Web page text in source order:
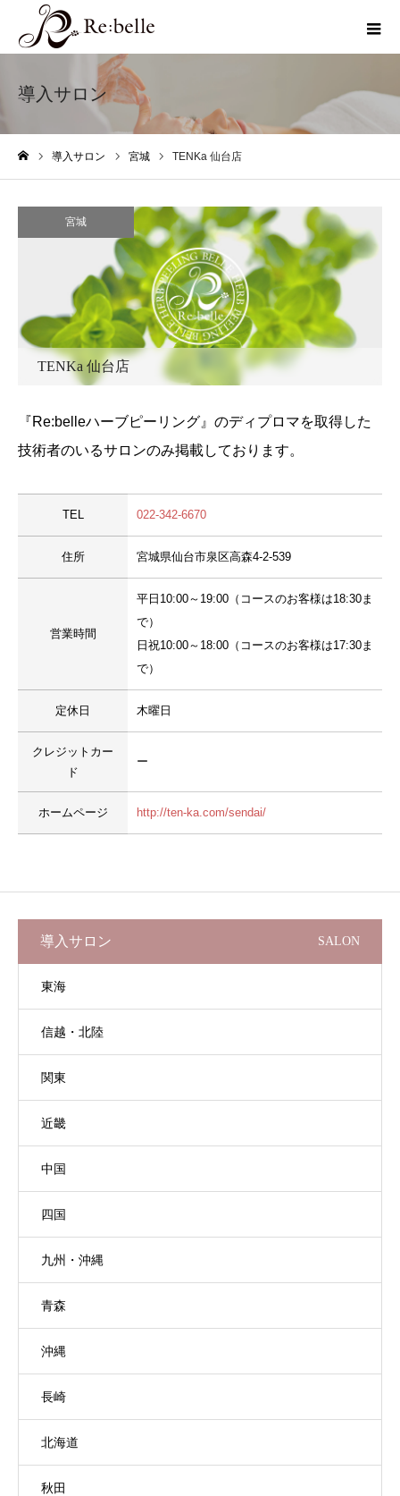
導入サロン
導入サロン 宮城 TENKa 仙台店
宮城
TENKa 仙台店
『Re:belleハーブピーリング』のディプロマを取得した
技術者のいるサロンのみ掲載しております。
TEL 022-342-6670
住所 宮城県仙台市泉区高森4-2-539
営業時間
平日10:00～19:00（コースのお客様は18:30ま
で）
日祝10:00～18:00（コースのお客様は17:30ま
で）
定休日 木曜日
クレジットカー
ド
ー
ホームページ http://ten-ka.com/sendai/
導入サロン SALON
東海
信越・北陸
関東
近畿
中国
四国
九州・沖縄
青森
沖縄
長崎
北海道
秋田